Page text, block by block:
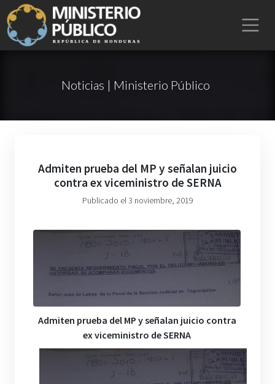
Noticias | Ministerio Público
Admiten prueba del MP y señalan juicio
contra ex viceministro de SERNA
Publicado el 3 noviembre, 2019
Admiten prueba del MP y señalan juicio contra
ex viceministro de SERNA